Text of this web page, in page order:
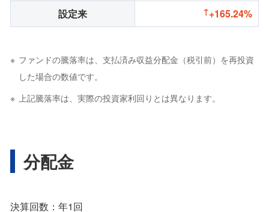
設定来
+165.24%
ファンドの騰落率は、支払済み収益分配金（税引前）を再投資
した場合の数値です。
上記騰落率は、実際の投資家利回りとは異なります。
分配金
決算回数：年1回